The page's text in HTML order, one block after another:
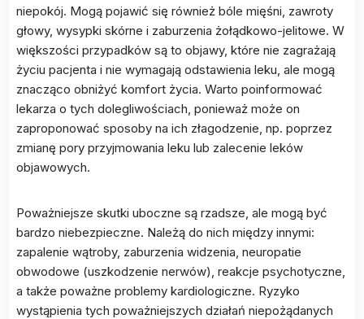
niepokój. Mogą pojawić się również bóle mięśni, zawroty
głowy, wysypki skórne i zaburzenia żołądkowo-jelitowe. W
większości przypadków są to objawy, które nie zagrażają
życiu pacjenta i nie wymagają odstawienia leku, ale mogą
znacząco obniżyć komfort życia. Warto poinformować
lekarza o tych dolegliwościach, ponieważ może on
zaproponować sposoby na ich złagodzenie, np. poprzez
zmianę pory przyjmowania leku lub zalecenie leków
objawowych.
Poważniejsze skutki uboczne są rzadsze, ale mogą być
bardzo niebezpieczne. Należą do nich między innymi:
zapalenie wątroby, zaburzenia widzenia, neuropatie
obwodowe (uszkodzenie nerwów), reakcje psychotyczne,
a także poważne problemy kardiologiczne. Ryzyko
wystąpienia tych poważniejszych działań niepożądanych